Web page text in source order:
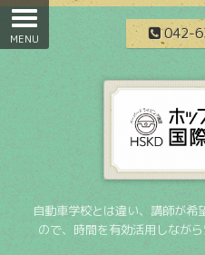
042-
自動車学校とは違い、講師が希
ので、時間を有効活用しなが